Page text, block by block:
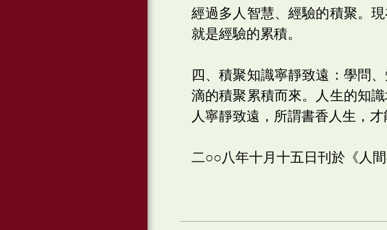
經過多人智慧、經驗的積聚。
就是經驗的累積。
四、積聚知識寧靜致遠：學問
滴的積聚累積而來。人生的知
人寧靜致遠，所謂書香人生，才
二○○八年十月十五日刊於《人間